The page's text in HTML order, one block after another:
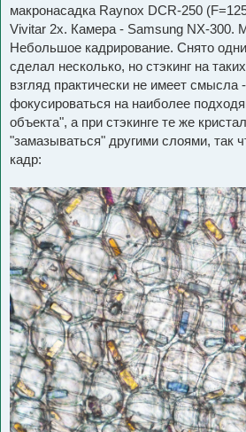
макронасадка Raynox DCR-250
Vivitar 2х. Камера - Samsung NX-300.
Небольшое кадрирование. Снято
сделал несколько, но стэкинг на
взгляд практически не имеет смысла
фокусироваться на наиболее
объекта", а при стэкинге те же
"замазываться" другими слоями, так
кадр: